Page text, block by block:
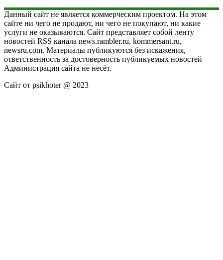
Данный сайт не является коммерческим проектом. На этом
сайте ни чего не продают, ни чего не покупают, ни какие
услуги не оказываются. Сайт представляет собой ленту
новостей RSS канала news.rambler.ru, kommersant.ru,
newsru.com. Материалы публикуются без искажения,
ответственность за достоверность публикуемых новостей
Администрация сайта не несёт.
Сайт от psikhoter @ 2023